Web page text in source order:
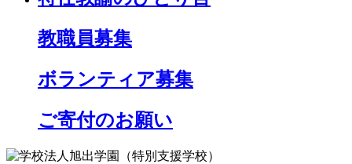
教職員募集
ボランティア募集
ご寄付のお願い